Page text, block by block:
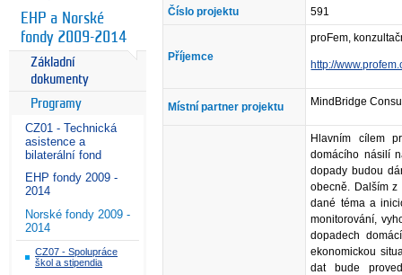
EHP a Norské
fondy 2009-2014
Základní
dokumenty
Programy
CZ01 - Technická
asistence a
bilaterální fond
EHP fondy 2009 -
2014
Norské fondy 2009 -
2014
CZ07 - Spolupráce
škol a stipendia
Číslo projektu 591
Příjemce
proFem,
http://
Místní partner projektu MindBridge
Hlavním cílem
domácího násilí
dopady budou
obecně. Dalším
dané téma a
monitorování,
dopadech
ekonomickou
dat bude